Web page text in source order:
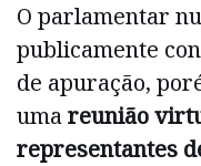
O parlamentar
publicamente
de apuração,
umareunião
representantes